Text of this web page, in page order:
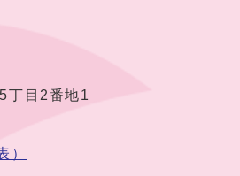
丁目2番地1
）